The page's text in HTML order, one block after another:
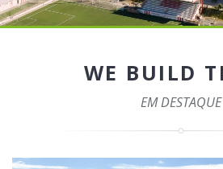
WE BUILD
EM DESTAQUE